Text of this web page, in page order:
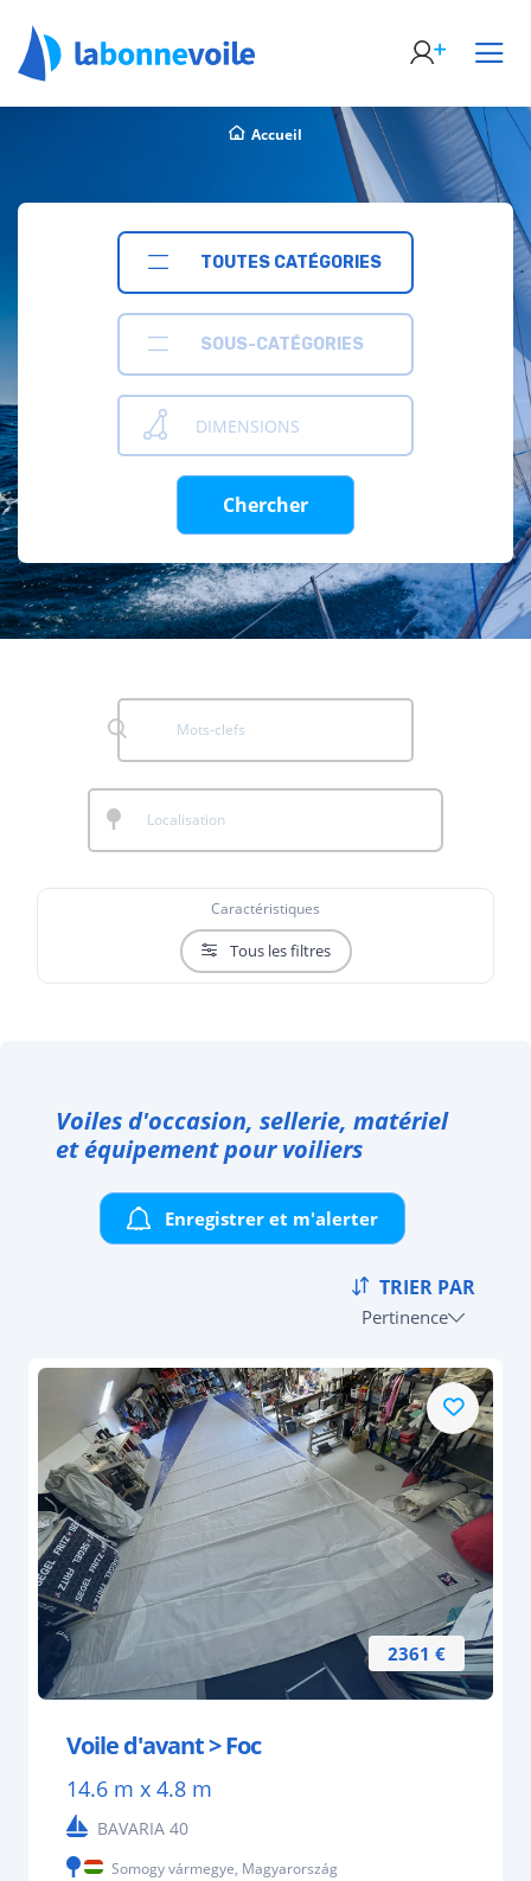
Accueil
TOUTES CATÉGORIES
SOUS-CATÉGORIES
DIMENSIONS
Chercher
Caractéristiques
Tous les filtres
Voiles d'occasion, sellerie, matériel
et équipement pour voiliers
Enregistrer et m'alerter
TRIER PAR
Pertinence
2361 €
Voile d'avant > Foc
14.6 m x 4.8 m
BAVARIA 40
Somogy vármegye, Magyarország